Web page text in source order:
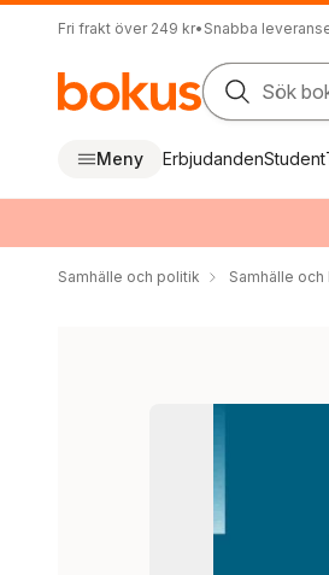
Fri frakt över 249 kr• Snabba
Sök
Meny ErbjudandenStudent
Samhälle och politik Samhälle och